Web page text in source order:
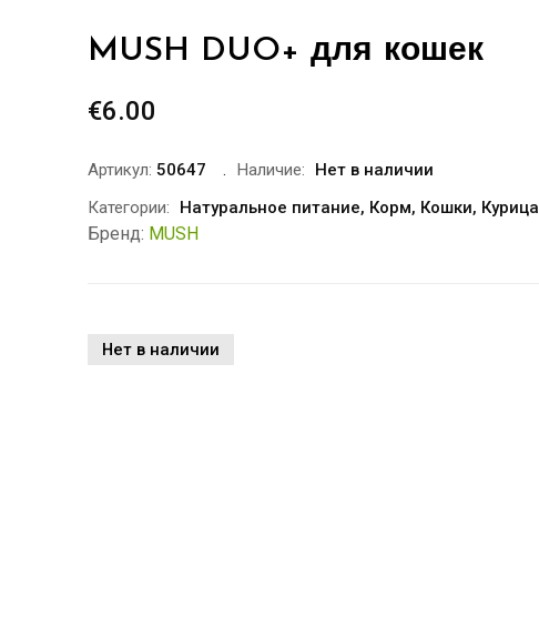
MUSH DUO+ для кошек
€6.00
Артикул: 50647 Наличие:
Нет в наличии
Категории:
Натуральное питание, Корм, Кошки, Курица
Бренд: MUSH
Нет в наличии